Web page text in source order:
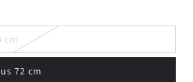
cm
72 cm